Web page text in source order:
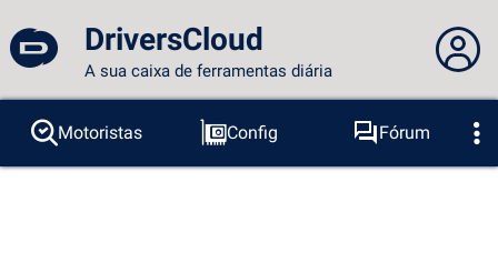
DriversCloud
A sua caixa de ferramentas diária
Você não está logado...
Acesso ao site
Motoristas Config
Fórum
Sondas
BSOD Ferramentas